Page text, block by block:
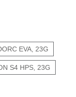
EVA, 23G
S4 HPS, 23G